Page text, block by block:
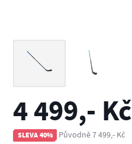
4 499,- Kč
SLEVA 40% Původně 7 499,- Kč